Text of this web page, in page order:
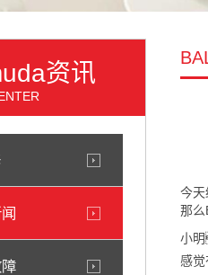
资讯
今天
那么
小
感